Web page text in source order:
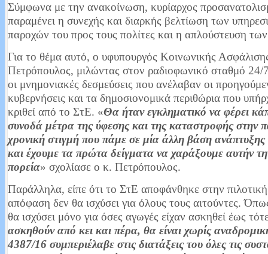
Σύμφωνα με την ανακοίνωση, κυρίαρχος
παραμένει η συνεχής και διαρκής βελτίωση των
παροχών του προς τους πολίτες και η απλούστευση
Για το θέμα αυτό, ο υφυπουργός Κοινωνικής
Πετρόπουλος, μιλώντας στον ραδιοφωνικό σταθμό 24/
οι μνημονιακές δεσμεύσεις που ανέλαβαν οι
κυβερνήσεις και τα δημοσιονομικά περιθώρια που
κριθεί από το ΣτΕ. «Θα ήταν εγκληματικό να φέρει
συνοδά μέτρα της ύφεσης και της καταστροφής στην
χρονική στιγμή που πάμε σε μία άλλη βάση ανάπτυξης
και έχουμε τα πρώτα δείγματα να χαράξουμε αυτήν
πορεία» σχολίασε ο κ. Πετρόπουλος.
Παράλληλα, είπε ότι το ΣτΕ αποφάνθηκε στην πιλοτική
απόφαση δεν θα ισχύσει για όλους τους αιτούντες.
θα ισχύσει μόνο για όσες αγωγές είχαν ασκηθεί έως
ασκηθούν από κει και πέρα, θα είναι χωρίς
4387/16 συμπεριέλαβε στις διατάξεις του όλες τις